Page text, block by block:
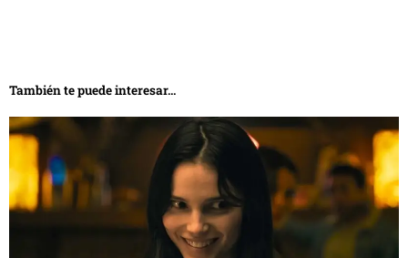
También te puede interesar...